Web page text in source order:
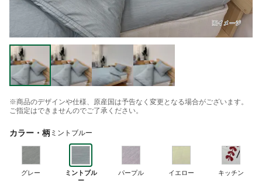
※商品のデザインや仕様、原産国は予告なく変更となる場合がございます。
ご指定はできませんのでご了承ください。
カラー・柄 ミントブルー
グレー
ミントブル
ー
パープル イエロー キッチン